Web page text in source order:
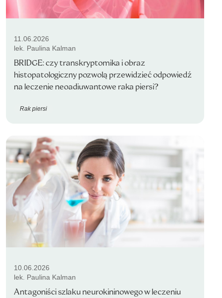
11.06.2026
lek. Paulina Kalman
BRIDGE: czy transkryptomika i obraz
histopatologiczny pozwolą przewidzieć odpowiedź
na leczenie neoadiuwantowe raka piersi?
Rak piersi
10.06.2026
lek. Paulina Kalman
Antagoniści szlaku neurokininowego w leczeniu